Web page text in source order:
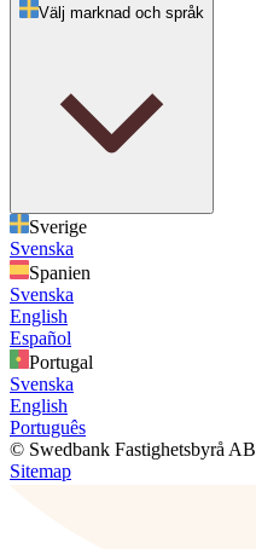
Välj marknad och språk
Sverige
Svenska
Spanien
Svenska
English
Español
Portugal
Svenska
English
Português
© Swedbank Fastighetsbyrå AB
Sitemap